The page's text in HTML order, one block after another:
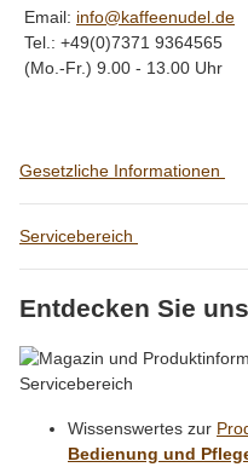
Email: info@kaffeenudel.de
Tel.: +49(0)7371 9364565
(Mo.-Fr.) 9.00 - 13.00 Uhr
Gesetzliche Informationen
Servicebereich
Entdecken Sie
Wissenswertes zur
Bedienung und